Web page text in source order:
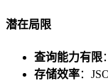
潜在局限
查询能力有限
存储效率：